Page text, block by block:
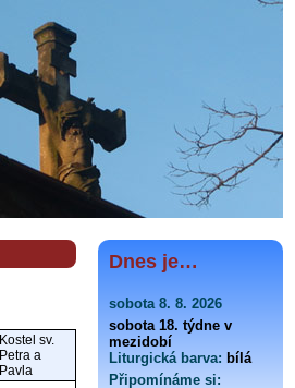
Kostel sv.
Petra a
Pavla
Dnes je…
sobota 8. 8. 2026
sobota 18. týdne v
mezidobí
Liturgická barva: bílá
Připomínáme si: